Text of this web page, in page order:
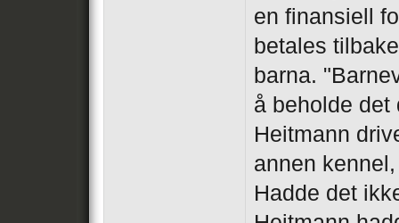
en finansiell
betales
barna.
å beholde det
Heitmann
annen
Hadde det